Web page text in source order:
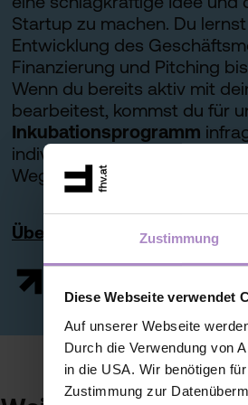
Zustimmung
Diese Webseite verwendet
Auf unserer Webseite
Durch die Verwendung von
in die USA. Wir benötigen
Zustimmung zur
Startup zu machen. Du
Entwicklung des
Finanzierung und Pitching
Wenn du bereits aktiv mit
bearbeitest, kommst du für
Inkubationsprogramm
individuell und unterstützen
Weg zum Erfolg.
Übersicht aller Angebote für